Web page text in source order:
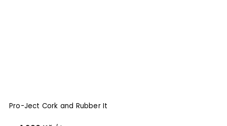
Pro-Ject Cork and Rubber It